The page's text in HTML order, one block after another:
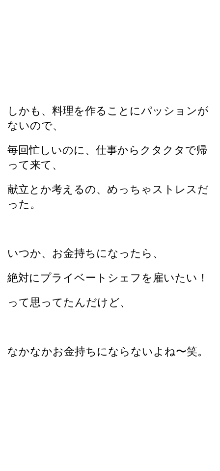
しかも、料理を作ることにパッションが
ないので、
毎回忙しいのに、仕事からクタクタで帰
って来て、
献立とか考えるの、めっちゃストレスだ
った。
いつか、お金持ちになったら、
絶対にプライベートシェフを雇いたい！
って思ってたんだけど、
なかなかお金持ちにならないよね〜笑。